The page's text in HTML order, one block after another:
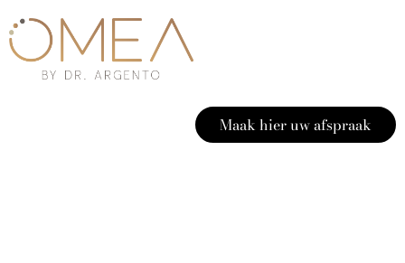
Maak hier uw afspraak